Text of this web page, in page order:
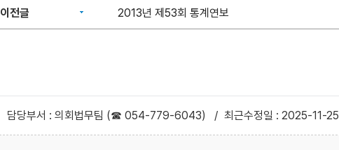
이전글 2013년 제53회 통계연보
담당부서 : 의회법무팀 (☎ 054-779-6043) / 최근수정일 : 2025-11-25